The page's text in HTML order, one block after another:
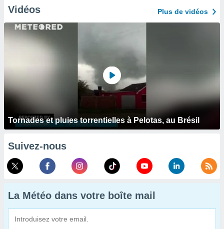
Vidéos Plus de vidéos
Tornades et pluies torrentielles à Pelotas, au Brésil
Suivez-nous
La Météo dans votre boîte mail